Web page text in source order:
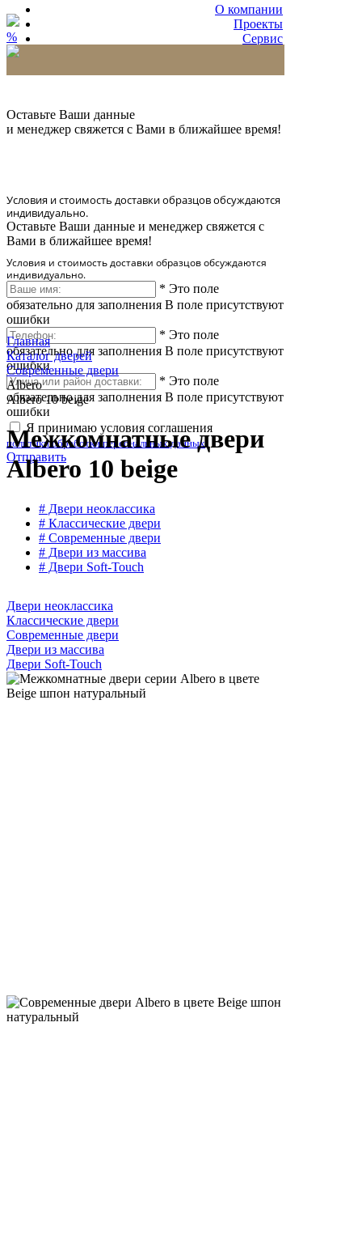
О компании
Проекты
Сервис
%
Оставьте Ваши данные
и менеджер свяжется с Вами в ближайшее время!
Условия и стоимость доставки образцов обсуждаются
индивидуально.
Оставьте Ваши данные и менеджер свяжется с
Вами в ближайшее время!
Условия и стоимость доставки образцов обсуждаются
индивидуально.
* Это поле
обязательно для заполнения В поле присутствуют
ошибки
* Это поле
обязательно для заполнения В поле присутствуют
ошибки
* Это поле
обязательно для заполнения В поле присутствуют
ошибки
Я принимаю условия соглашения
политики обработки персональных данных
Отправить
Главная
Каталог дверей
Современные двери
Albero
Albero 10 beige
Межкомнатные двери
Albero 10 beige
# Двери неоклассика
# Классические двери
# Современные двери
# Двери из массива
# Двери Soft-Touch
Двери неоклассика
Классические двери
Современные двери
Двери из массива
Двери Soft-Touch